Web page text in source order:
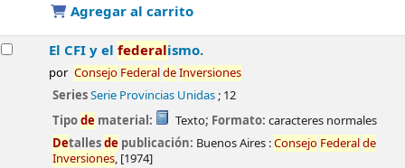
Agregar al carrito
El CFI y elfederalismo.
por Consejo FederaldeInversiones
SeriesSerie Provincias Unidas; 12
Tipode material: Texto; Formato: caracteres normales
Detallesde publicación: Buenos Aires :Consejo Federalde
Inversiones, [1974]